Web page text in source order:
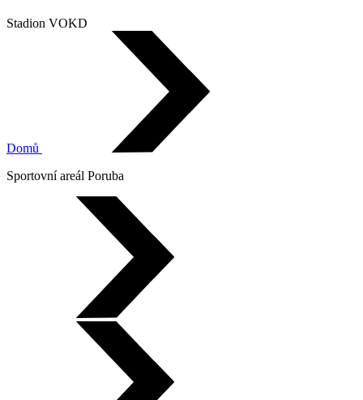
Stadion VOKD
Domů
Sportovní areál Poruba